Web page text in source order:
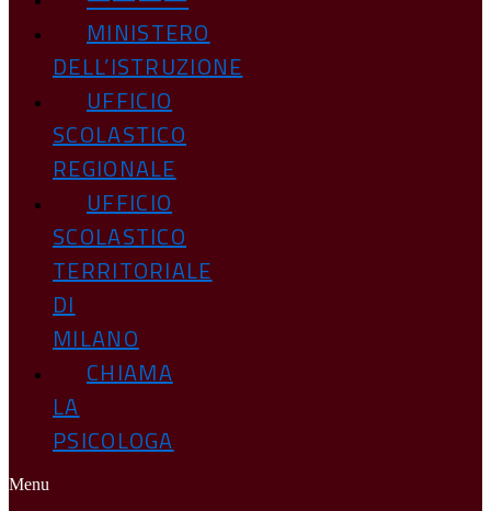
MINISTERO
DELL’ISTRUZIONE
UFFICIO
SCOLASTICO
REGIONALE
UFFICIO
SCOLASTICO
TERRITORIALE
DI
MILANO
CHIAMA
LA
PSICOLOGA
Menu